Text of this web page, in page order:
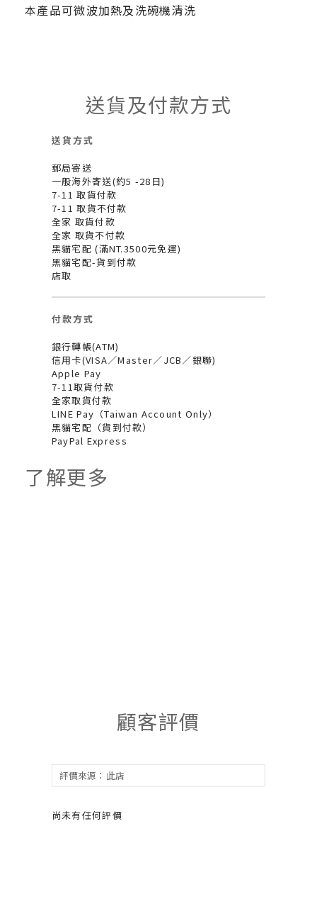
本產品可微波加熱及洗碗機清洗
送貨及付款方式
送貨方式
郵局寄送
一般海外寄送(約5 -28日)
7-11 取貨付款
7-11 取貨不付款
全家 取貨付款
全家 取貨不付款
黑貓宅配 (滿NT.3500元免運)
黑貓宅配-貨到付款
店取
付款方式
銀行轉帳(ATM)
信用卡(VISA／Master／JCB／銀聯)
Apple Pay
7-11取貨付款
全家取貨付款
LINE Pay（Taiwan Account Only）
黑貓宅配（貨到付款）
PayPal Express
了解更多
顧客評價
尚未有任何評價